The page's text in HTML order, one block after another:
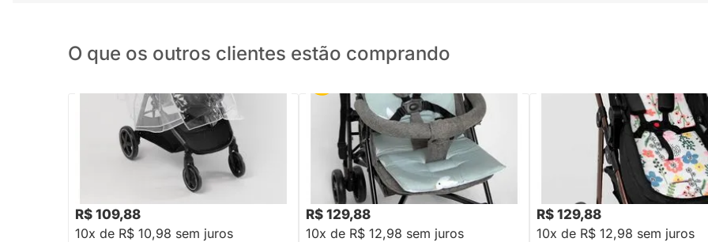
O que os outros clientes estão comprando
PRONTA ENTREGA
Capa de Chuva para Carrinho de Bebê
Transparente - Proteção Contra Chuva e
R$ 109,88
10x de R$ 10,98 sem juros
PRONTA ENTREGA
Protetor de Carrinho Universal Dupla
Face - Pássaros Azul com Piquet Branco
R$ 129,88
10x de R$ 12,98 sem juros
PRONTA ENTREGA
Protetor de Carrinho Universal
Face - Flô Pastel e Rosê
R$ 129,88
10x de R$ 12,98 sem juros